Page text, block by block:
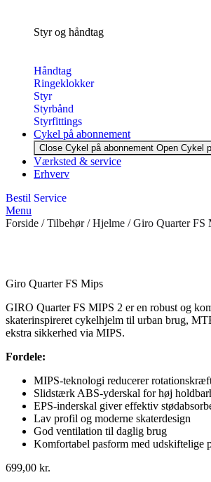
Styr og håndtag
Håndtag
Ringeklokker
Styr
Styrbånd
Styrfittings
Cykel på abonnement
Close Cykel på abonnement Open Cykel
Værksted & service
Erhverv
Bestil Service
Menu
Forside /Tilbehør/Hjelme / Giro Quarter FS
Giro Quarter FS Mips
GIRO Quarter FS MIPS 2 er en robust og
skaterinspireret cykelhjelm til urban brug,
ekstra sikkerhed via MIPS.
Fordele:
MIPS-teknologi reducerer
Slidstærk ABS-yderskal for høj
EPS-inderskal giver effektiv
Lav profil og moderne skaterdesign
God ventilation til daglig brug
Komfortabel pasform med udskiftelige
699,00 kr.